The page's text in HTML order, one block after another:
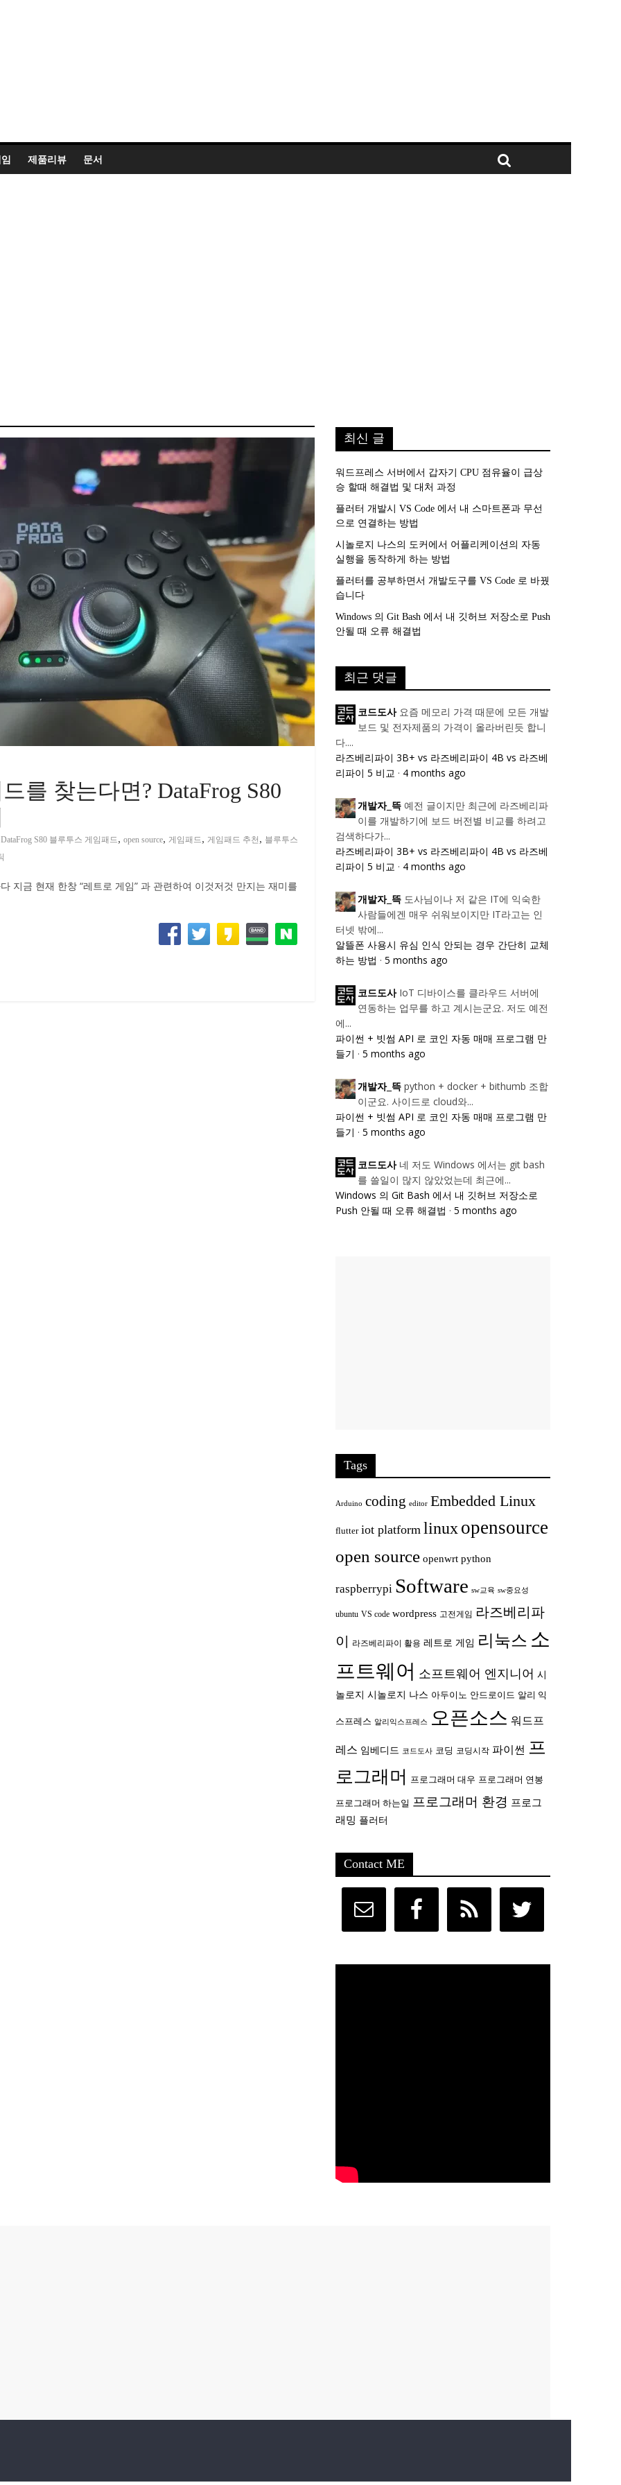
제품리뷰 문서
를 찾는다면? DataFrog S80
DataFrog S80 블루투스 게임패드, open source, 게임패드, 게임패드 추천 , 블루투스
지금 현재 한창 “레트로 게임” 과 관련하여 이것저것 만지는 재미를
최신 글
워드프레스 서버에서 갑자기 CPU 점유율이 급상
승 할때 해결법 및 대처 과정
플러터 개발시 VS Code 에서 내 스마트폰과 무선
으로 연결하는 방법
시놀로지 나스의 도커에서 어플리케이션의 자동
실행을 동작하게 하는 방법
플러터를 공부하면서 개발도구를 VS Code 로 바꿨
습니다
Windows 의 Git Bash 에서 내 깃허브 저장소로 Push
안될 때 오류 해결법
최근 댓글
코드도사 요즘 메모리 가격 때문에 모든 개발
보드 및 전자제품의 가격이 올라버린듯 합니
다....
라즈베리파이 3B+ vs 라즈베리파이 4B vs 라즈베
리파이 5 비교 · 4 months ago
개발자_뜩 예전 글이지만 최근에 라즈베리파
이를 개발하기에 보드 버전별 비교를 하려고
검색하다가...
라즈베리파이 3B+ vs 라즈베리파이 4B vs 라즈베
리파이 5 비교 · 4 months ago
개발자_뜩 도사님이나 저 같은 IT에 익숙한
사람들에겐 매우 쉬워보이지만 IT라고는 인
터넷 밖에...
알뜰폰 사용시 유심 인식 안되는 경우 간단히 교체
하는 방법 · 5 months ago
코드도사 IoT 디바이스를 클라우드 서버에
연동하는 업무를 하고 계시는군요. 저도 예전
에...
파이썬 + 빗썸 API 로 코인 자동 매매 프로그램 만
들기 · 5 months ago
개발자_뜩 python + docker + bithumb 조합
이군요. 사이드로 cloud와...
파이썬 + 빗썸 API 로 코인 자동 매매 프로그램 만
들기 · 5 months ago
코드도사 네 저도 Windows 에서는 git bash
를 쓸일이 많지 않았었는데 최근에...
Windows 의 Git Bash 에서 내 깃허브 저장소로
Push 안될 때 오류 해결법 · 5 months ago
Tags
Arduino coding editor Embedded Linux
flutter iot platform linux opensource
open source openwrt python
raspberrypi Software sw교육 sw중요성
ubuntu VS code wordpress 고전게임
라즈베리파
이
라즈베리파이 활용 레트로 게임 리눅스 소
프트웨어 소프트웨어 엔지니어 시
놀로지 시놀로지 나스 아두이노 안드로이드 알리 익
스프레스 알리익스프레스 오픈소스 워드프
레스 임베디드 코드도사 코딩 코딩시작 파이썬 프
로그래머
프로그래머 대우 프로그래머 연봉
프로그래머 하는일 프로그래머 환경 프로그
래밍 플러터
Contact ME